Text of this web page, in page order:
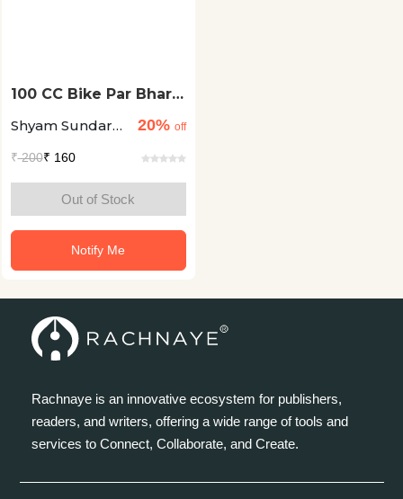
100 CC Bike Par Bharat
Safar
Shyam Sundar
20% off
₹200₹ 160
Out of Stock
Notify Me
Rachnaye is an innovative ecosystem for publishers,
readers, and writers, offering a wide range of tools and
services to Connect, Collaborate, and Create.